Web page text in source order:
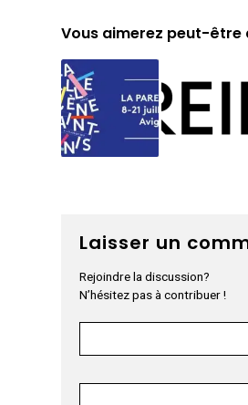
Vous aimerez peut-être
Laisser un
Rejoindre la discussion?
N’hésitez pas à contribuer !